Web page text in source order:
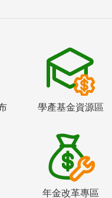
學產基金資源區
年金改革專區